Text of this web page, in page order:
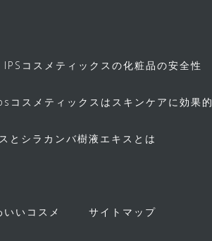
IPSコスメティックスの化粧品の安全性
コスメティックスはスキンケアに効果的
とシラカンバ樹液エキスとは
いいコスメ サイトマップ